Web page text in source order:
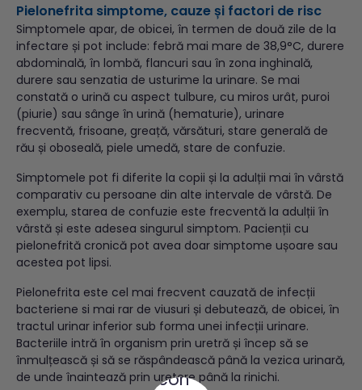
Pielonefrita simptome, cauze și factori de risc
Simptomele apar, de obicei, în termen de două zile de la
infectare și pot include: febră mai mare de 38,9°C, durere
abdominală, în lombă, flancuri sau în zona inghinală,
durere sau senzatia de usturime la urinare. Se mai
constată o urină cu aspect tulbure, cu miros urât, puroi
(piurie) sau sânge în urină (hematurie), urinare
frecventă, frisoane, greață, vărsături, stare generală de
rău și oboseală, piele umedă, stare de confuzie.
Simptomele pot fi diferite la copii și la adulții mai în vârstă
comparativ cu persoane din alte intervale de vârstă. De
exemplu, starea de confuzie este frecventă la adulții în
vârstă și este adesea singurul simptom. Pacienții cu
pielonefrită cronică pot avea doar simptome ușoare sau
acestea pot lipsi.
Pielonefrita este cel mai frecvent cauzată de infecții
bacteriene si mai rar de viusuri și debutează, de obicei, în
tractul urinar inferior sub forma unei infecții urinare.
Bacteriile intră în organism prin uretră și încep să se
înmulțească și să se răspândească până la vezica urinară,
de unde înaintează prin uretere până la rinichi.